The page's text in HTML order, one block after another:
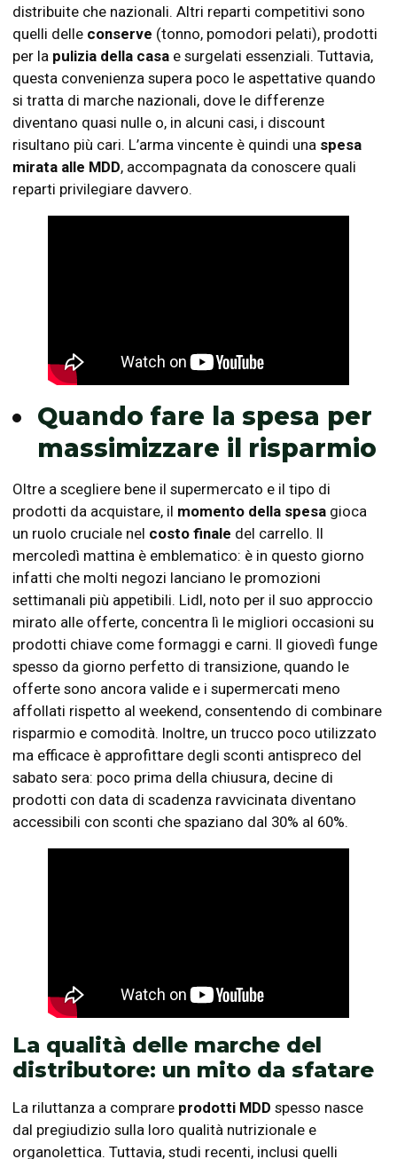
distribuite che nazionali. Altri reparti competitivi sono
quelli delle conserve (tonno, pomodori pelati), prodotti
per la pulizia della casa e surgelati essenziali. Tuttavia,
questa convenienza supera poco le aspettative quando
si tratta di marche nazionali, dove le differenze
diventano quasi nulle o, in alcuni casi, i discount
risultano più cari. L’arma vincente è quindi una spesa
mirata alle MDD, accompagnata da conoscere quali
reparti privilegiare davvero.
Quando fare la spesa per
massimizzare il risparmio
Oltre a scegliere bene il supermercato e il tipo di
prodotti da acquistare, il momento della spesa gioca
un ruolo cruciale nel costo finale del carrello. Il
mercoledì mattina è emblematico: è in questo giorno
infatti che molti negozi lanciano le promozioni
settimanali più appetibili. Lidl, noto per il suo approccio
mirato alle offerte, concentra lì le migliori occasioni su
prodotti chiave come formaggi e carni. Il giovedì funge
spesso da giorno perfetto di transizione, quando le
offerte sono ancora valide e i supermercati meno
affollati rispetto al weekend, consentendo di combinare
risparmio e comodità. Inoltre, un trucco poco utilizzato
ma efficace è approfittare degli sconti antispreco del
sabato sera: poco prima della chiusura, decine di
prodotti con data di scadenza ravvicinata diventano
accessibili con sconti che spaziano dal 30% al 60%.
La qualità delle marche del
distributore: un mito da sfatare
La riluttanza a comprare prodotti MDD spesso nasce
dal pregiudizio sulla loro qualità nutrizionale e
organolettica. Tuttavia, studi recenti, inclusi quelli